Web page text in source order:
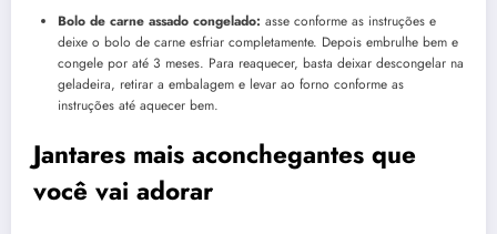
Bolo de carne assado congelado: asse conforme as instruções e
deixe o bolo de carne esfriar completamente. Depois embrulhe bem e
congele por até 3 meses. Para reaquecer, basta deixar descongelar na
geladeira, retirar a embalagem e levar ao forno conforme as
instruções até aquecer bem.
Jantares mais aconchegantes que
você vai adorar